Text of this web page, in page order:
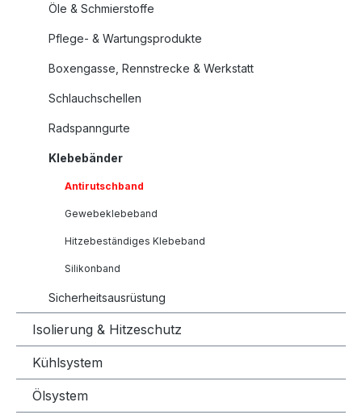
Öle & Schmierstoffe
Pflege- & Wartungsprodukte
Boxengasse, Rennstrecke & Werkstatt
Schlauchschellen
Radspanngurte
Klebebänder
Antirutschband
Gewebeklebeband
Hitzebeständiges Klebeband
Silikonband
Sicherheitsausrüstung
Isolierung & Hitzeschutz
Kühlsystem
Ölsystem